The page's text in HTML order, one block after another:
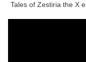
Tales of Zestiria the X